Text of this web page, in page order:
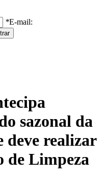
*E-mail:
sazonal da
deve realizar
Limpeza